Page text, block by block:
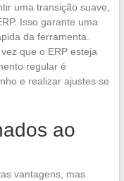
uma transição suave,
Isso garante uma
da ferramenta.
que o ERP esteja
regular é
e realizar ajustes se
ao
vantagens, mas